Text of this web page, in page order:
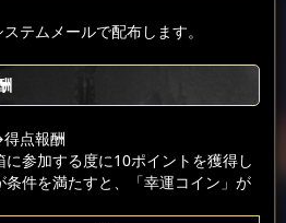
テムメールで配布します。
点報酬
参加する度に10ポイントを獲得し
条件を満たすと、「幸運コイン」が